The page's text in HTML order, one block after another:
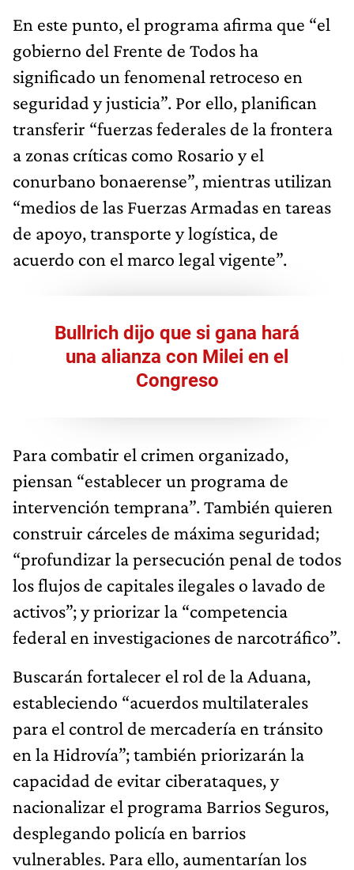
En este punto, el programa afirma que “el
gobierno del Frente de Todos ha
significado un fenomenal retroceso en
seguridad y justicia”. Por ello, planifican
transferir “fuerzas federales de la frontera
a zonas críticas como Rosario y el
conurbano bonaerense”, mientras utilizan
“medios de las Fuerzas Armadas en tareas
de apoyo, transporte y logística, de
acuerdo con el marco legal vigente”.
Bullrich dijo que si gana hará
una alianza con Milei en el
Congreso
Para combatir el crimen organizado,
piensan “establecer un programa de
intervención temprana”. También quieren
construir cárceles de máxima seguridad;
“profundizar la persecución penal de todos
los flujos de capitales ilegales o lavado de
activos”; y priorizar la “competencia
federal en investigaciones de narcotráfico”.
Buscarán fortalecer el rol de la Aduana,
estableciendo “acuerdos multilaterales
para el control de mercadería en tránsito
en la Hidrovía”; también priorizarán la
capacidad de evitar ciberataques, y
nacionalizar el programa Barrios Seguros,
desplegando policía en barrios
vulnerables. Para ello, aumentarían los